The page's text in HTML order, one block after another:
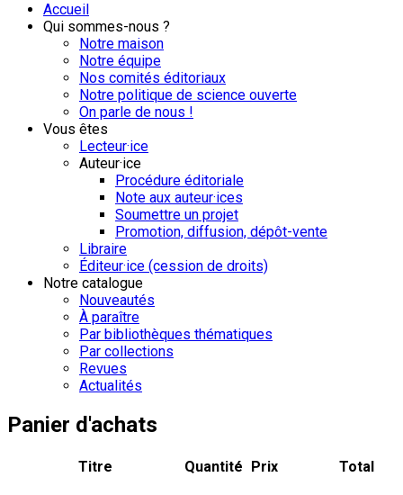
Accueil
Qui sommes-nous ?
Notre maison
Notre équipe
Nos comités éditoriaux
Notre politique de science ouverte
On parle de nous !
Vous êtes
Lecteur·ice
Auteur·ice
Procédure éditoriale
Note aux auteur·ices
Soumettre un projet
Promotion, diffusion, dépôt-vente
Libraire
Éditeur·ice (cession de droits)
Notre catalogue
Nouveautés
À paraître
Par bibliothèques thématiques
Par collections
Revues
Actualités
Panier d'achats
Titre Quantité Prix Total